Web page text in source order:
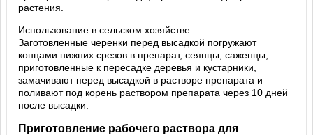
растения.
Использование в сельском хозяйстве.
Заготовленные черенки перед высадкой погружают
концами нижних срезов в препарат, сеянцы, саженцы,
приготовленные к пересадке деревья и кустарники,
замачивают перед высадкой в растворе препарата и
поливают под корень раствором препарата через 10 дней
после высадки.
Приготовление рабочего раствора для